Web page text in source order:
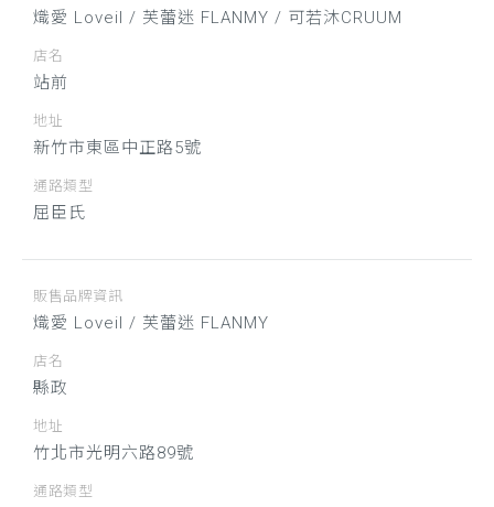
熾愛 Loveil / 芙蕾迷 FLANMY / 可若沐CRUUM
店名
站前
地址
新竹市東區中正路5號
通路類型
屈臣氏
販售品牌資訊
熾愛 Loveil / 芙蕾迷 FLANMY
店名
縣政
地址
竹北市光明六路89號
通路類型